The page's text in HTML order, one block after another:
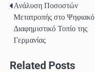
Post
navigation
Ανάλυση Ποσοστών
Μετατροπής στο Ψηφιακό
Διαφημιστικό Τοπίο της
Γερμανίας
Related Posts